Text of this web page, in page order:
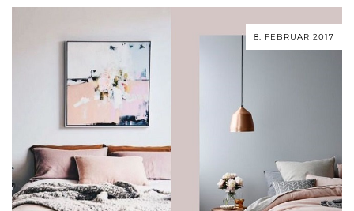
8. FEBRUAR 2017